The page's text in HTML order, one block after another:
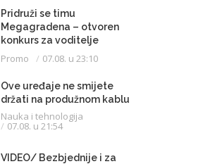
Pridruži se timu
Megagradena – otvoren
konkurs za voditelje
gradilišta
Promo 07.08. u 23:10
Ove uređaje ne smijete
držati na produžnom kablu
Nauka i tehnologija
07.08. u 21:54
VIDEO/ Bezbjednije i za